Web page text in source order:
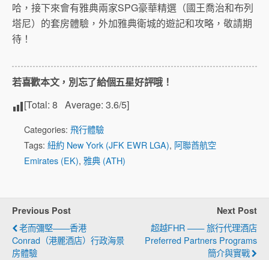
哈，接下來會有雅典兩家SPG豪華精選（國王喬治和布列
塔尼）的套房體驗，外加雅典衛城的遊記和攻略，敬請期
待！
若喜歡本文，別忘了給個五星好評哦！
[Total: 8 Average: 3.6/5]
Categories: 飛行體驗
Tags: 紐約 New York (JFK EWR LGA), 阿聯酋航空
Emirates (EK), 雅典 (ATH)
Previous Post
老而彌堅——香港
Conrad（港麗酒店）行政海景
房體驗
Next Post
超越FHR —— 旅行代理酒店
Preferred Partners Programs
簡介與實戰